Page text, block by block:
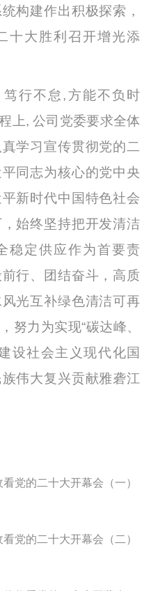
构建作出积极探索，
十大胜利召开增光添
行不怠,方能不负时
上, 公司党委要求全体
学习宣传贯彻党的二
同志为核心的党中央
新时代中国特色社会
始终坚持把开发清洁
稳定供应作为首要责
行、团结奋斗，高质
光互补绿色清洁可再
努力为实现“碳达峰、
设社会主义现代化国
伟大复兴贡献雅砻江
党的二十大开幕会（一）
党的二十大开幕会（二）